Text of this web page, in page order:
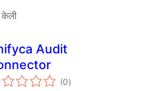
Audit
(0एकूण
मूल्यांकन
)